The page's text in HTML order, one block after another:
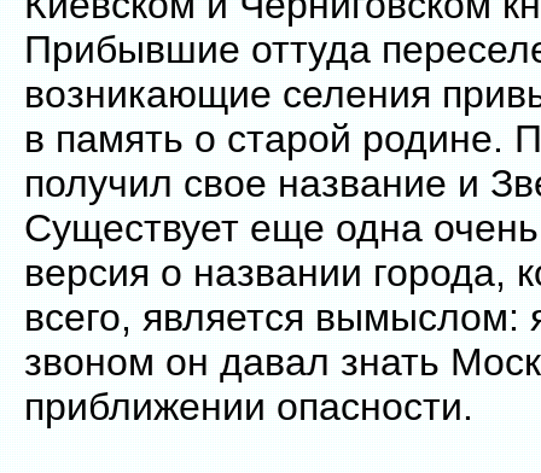
Прибывшие оттуда
возникающие селения
в память о старой родине.
получил свое название и
Существует еще одна
версия о названии города,
всего, является вымыслом:
звоном он давал знать
приближении опасности.